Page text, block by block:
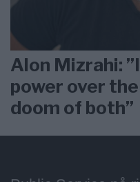
Alon Mizrahi:
power over
doom of both”